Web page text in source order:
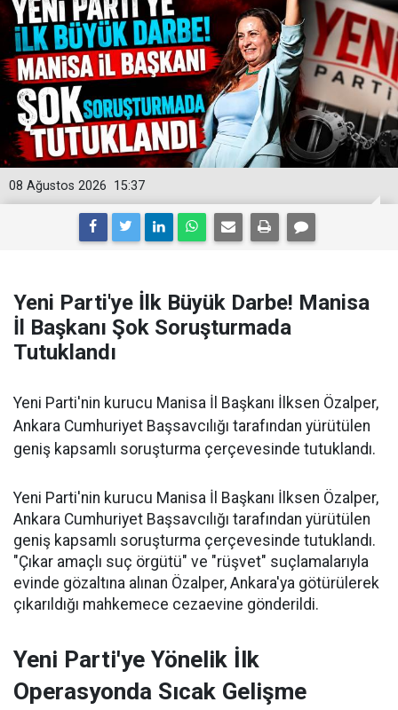
15:37
08 Ağustos 2026
Yeni Parti'ye İlk Büyük Darbe! Manisa
İl Başkanı Şok Soruşturmada
Tutuklandı
Yeni Parti'nin kurucu Manisa İl Başkanı İlksen Özalper,
Ankara Cumhuriyet Başsavcılığı tarafından yürütülen
geniş kapsamlı soruşturma çerçevesinde tutuklandı.
Yeni Parti'nin kurucu Manisa İl Başkanı İlksen Özalper,
Ankara Cumhuriyet Başsavcılığı tarafından yürütülen
geniş kapsamlı soruşturma çerçevesinde tutuklandı.
"Çıkar amaçlı suç örgütü" ve "rüşvet" suçlamalarıyla
evinde gözaltına alınan Özalper, Ankara'ya götürülerek
çıkarıldığı mahkemece cezaevine gönderildi.
Yeni Parti'ye Yönelik İlk
Operasyonda Sıcak Gelişme